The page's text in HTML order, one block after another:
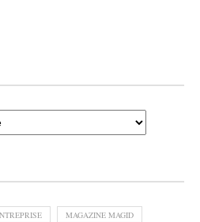
MAGAZINE MAGID